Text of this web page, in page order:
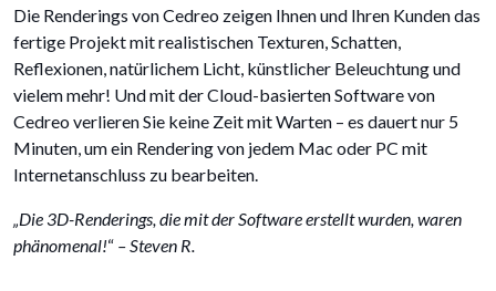
Die Renderings von Cedreo zeigen Ihnen und Ihren Kunden das
fertige Projekt mit realistischen Texturen, Schatten,
Reflexionen, natürlichem Licht, künstlicher Beleuchtung und
vielem mehr! Und mit der Cloud-basierten Software von
Cedreo verlieren Sie keine Zeit mit Warten – es dauert nur 5
Minuten, um ein Rendering von jedem Mac oder PC mit
Internetanschluss zu bearbeiten.
Die 3D-Renderings, die mit der Software erstellt wurden, waren
phänomenal!“ – Steven R.